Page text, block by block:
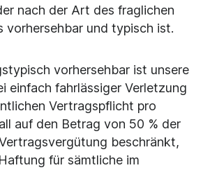
nach der Art des fraglichen
vorhersehbar und typisch ist.
vorhersehbar ist unsere
einfach fahrlässiger Verletzung
Vertragspflicht pro
auf den Betrag von 50 % der
beschränkt,
für sämtliche im